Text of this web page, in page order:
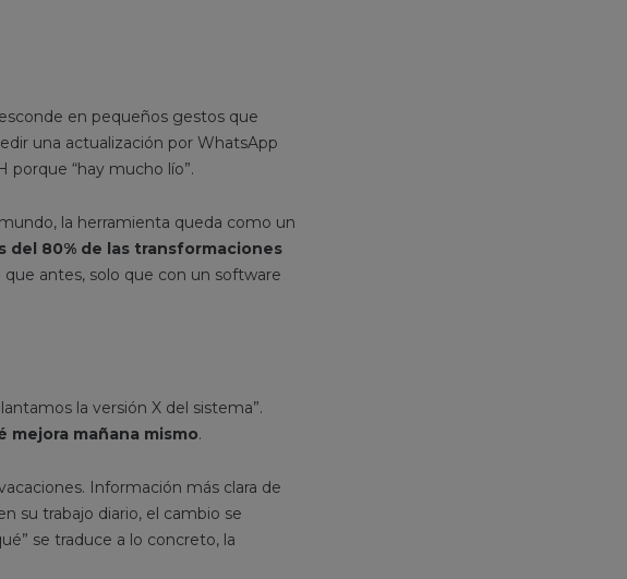
en pequeños gestos que
una actualización por WhatsApp
porque “hay mucho lío”.
la herramienta queda como un
del 80% de las transformaciones
antes, solo que con un software
la versión X del sistema”.
mejora mañana mismo.
Información más clara de
su trabajo diario, el cambio se
se traduce a lo concreto, la